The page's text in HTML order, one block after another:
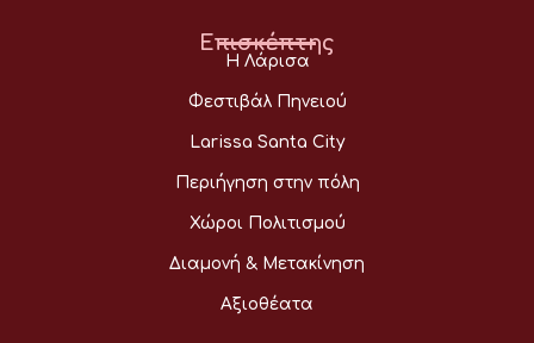
Επισκέπτης
Η Λάρισα
Φεστιβάλ Πηνειού
Larissa Santa City
Περιήγηση στην πόλη
Χώροι Πολιτισμού
Διαμονή & Μετακίνηση
Αξιοθέατα